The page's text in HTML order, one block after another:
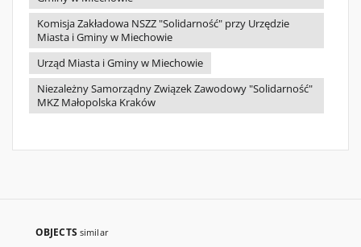
Komisja Zakładowa NSZZ "Solidarność" przy Urzędzie
Miasta i Gminy w Miechowie
Urząd Miasta i Gminy w Miechowie
Niezależny Samorządny Związek Zawodowy "Solidarność"
MKZ Małopolska Kraków
OBJECTS similar